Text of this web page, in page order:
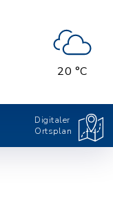
20 °C
Digitaler
Ortsplan